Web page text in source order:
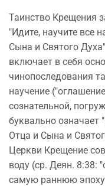
Таинство Крещения
"Идите, научите все
Сына и Святого
включает в себя
чинопоследования
научение
сознательной,
буквально означает
Отца и Сына и
Церкви Крещение
воду (ср. Деян. 8:38:
самую раннюю эпоху